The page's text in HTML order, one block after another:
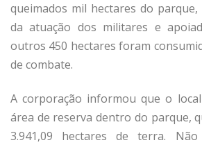
queimados mil hectares do
da atuação dos militares e
outros 450 hectares foram
de combate.
A corporação informou que o
área de reserva dentro do parque,
3.941,09 hectares de terra.